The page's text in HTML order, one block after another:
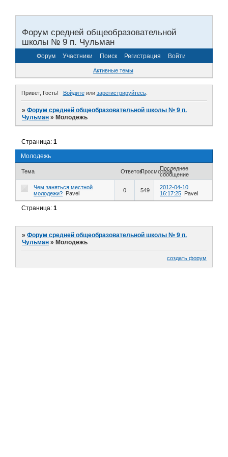
Форум средней общеобразовательной
школы № 9 п. Чульман
Форум Участники Поиск Регистрация Войти
Активные темы
Привет, Гость! Войдитеили зарегистрируйтесь.
»Форум средней общеобразовательной школы № 9 п.
Чульман »Молодежь
Молодежь
Страница:1
Тема ОтветовПросмотровПоследнее
сообщение
Чем заняться местной
молодежи?
Pavel 0 549
2012-04-10
16:17:25
Pavel
Страница:1
»Форум средней общеобразовательной школы № 9 п.
Чульман »Молодежь
создать форум